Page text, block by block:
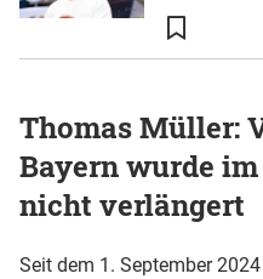
Thomas Müller:
Bayern wurde im
nicht verlängert
Seit dem 1. September